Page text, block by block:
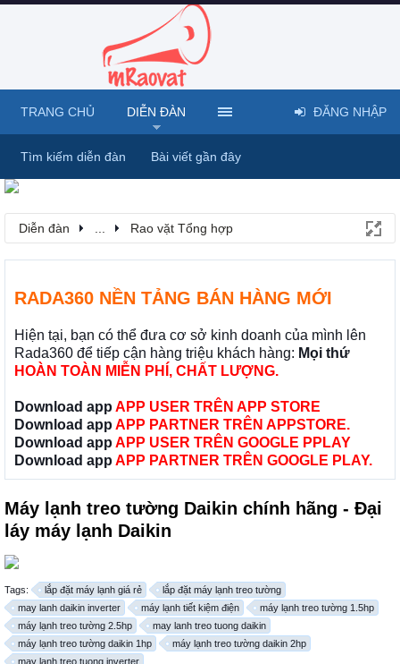
Diễn đàn Rao vặt Tổng hợp
RADA360 NỀN TẢNG BÁN HÀNG MỚI
Hiện tại, bạn có thể đưa cơ sở kinh doanh của mình lên
Rada360 để tiếp cận hàng triệu khách hàng: Mọi thứ
HOÀN TOÀN MIỄN PHÍ, CHẤT LƯỢNG.
Download app APP USER TRÊN APP STORE
Download app APP PARTNER TRÊN APPSTORE.
Download app APP USER TRÊN GOOGLE PPLAY
Download app APP PARTNER TRÊN GOOGLE PLAY.
Máy lạnh treo tường Daikin chính hãng - Đại
láy máy lạnh Daikin
Tags: lắp đặt máy lạnh giá rẻ
lắp đặt máy lạnh treo tường
may lanh daikin inverter
máy lạnh tiết kiệm điện
máy lạnh treo tường 1.5hp
máy lạnh treo tường 2.5hp
may lanh treo tuong daikin
máy lạnh treo tường daikin 1hp
máy lạnh treo tường daikin 2hp
may lanh treo tuong inverter
TRANG CHỦ DIỄN ĐÀN
Tìm kiếm diễn đàn Bài viết gần đây
ĐĂNG NHẬP